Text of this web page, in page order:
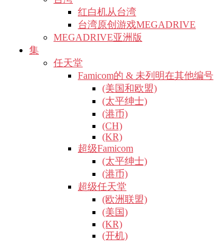
红白机从台湾
台湾原创游戏MEGADRIVE
MEGADRIVE亚洲版
集
任天堂
Famicom的 & 未列明在其他编号
(美国和欧盟)
(太平绅士)
(港币)
(CH)
(KR)
超级Famicom
(太平绅士)
(港币)
超级任天堂
(欧洲联盟)
(美国)
(KR)
(开机)